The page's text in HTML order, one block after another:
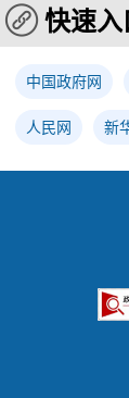
快速入
中国政府网
人民网 新